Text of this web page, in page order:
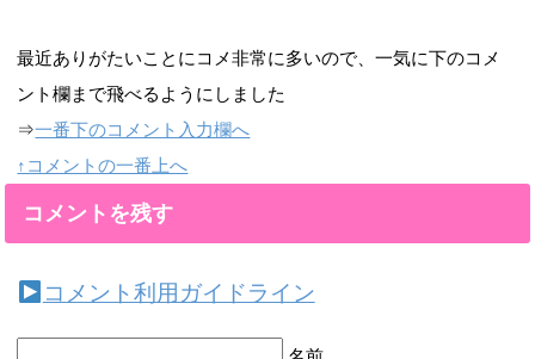
最近ありがたいことにコメ非常に多いので、一気に下のコメ
ント欄まで飛べるようにしました
⇒一番下のコメント入力欄へ
↑コメントの一番上へ
コメントを残す
コメント利用ガイドライン